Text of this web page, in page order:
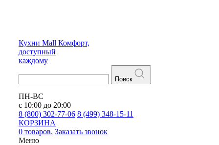
Кухни Mall Комфорт,
доступный
каждому
Поиск
ПН-ВС
с 10:00 до 20:00
8 (800) 302-77-06 8 (499) 348-15-11
КОРЗИНА
0 товаров. Заказать звонок
Меню